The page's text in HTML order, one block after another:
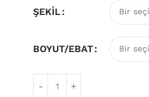
ŞEKIL
BOYUT/EBAT